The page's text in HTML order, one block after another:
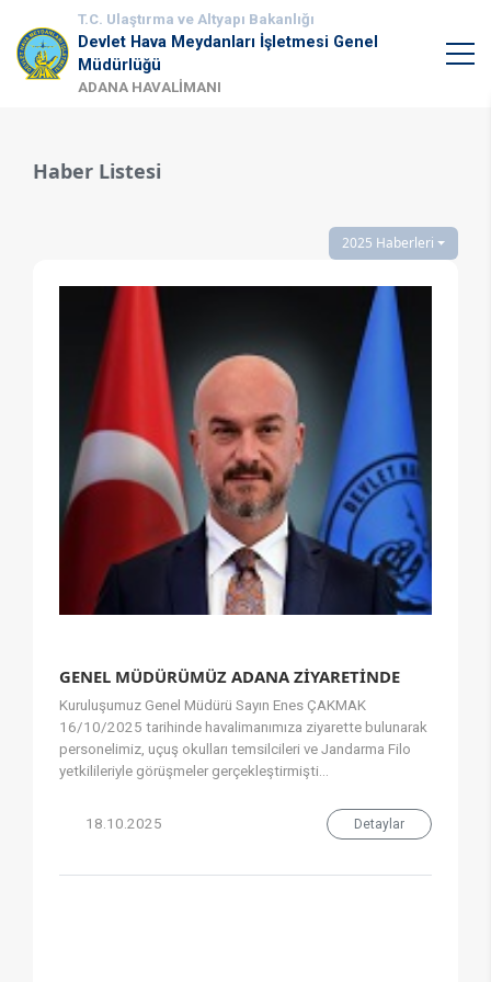
T.C. Ulaştırma ve Altyapı Bakanlığı
Devlet Hava Meydanları İşletmesi Genel
Müdürlüğü
ADANA HAVALİMANI
Haber Listesi
2025 Haberleri
GENEL MÜDÜRÜMÜZ ADANA ZİYARETİNDE
Kuruluşumuz Genel Müdürü Sayın Enes ÇAKMAK
16/10/2025 tarihinde havalimanımıza ziyarette bulunarak
personelimiz, uçuş okulları temsilcileri ve Jandarma Filo
yetkilileriyle görüşmeler gerçekleştirmişti...
18.10.2025 Detaylar